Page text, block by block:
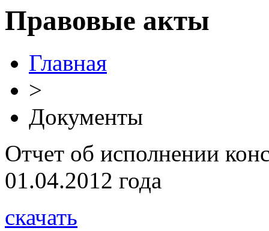
Правовые акты
Главная
>
Документы
Отчет об исполнении
01.04.2012 года
скачать